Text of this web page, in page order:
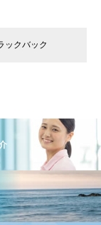
ックバック